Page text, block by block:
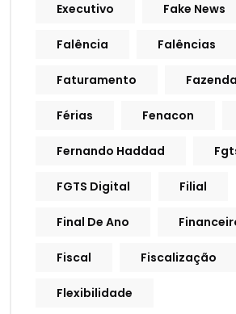
Executivo Fake News
Falência Falências
Faturamento
Férias Fenacon
Fernando Haddad
FGTS Digital Filial
Final De Ano
Fiscal Fiscalização
Flexibilidade